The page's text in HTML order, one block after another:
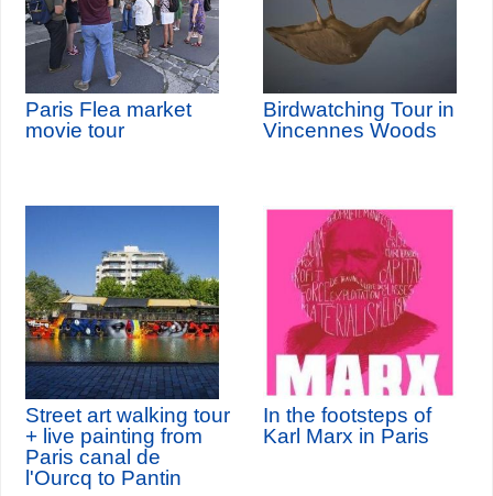
Paris Flea market
movie tour
Birdwatching Tour in
Vincennes Woods
Street art walking tour
+ live painting from
Paris canal de
l'Ourcq to Pantin
In the footsteps of
Karl Marx in Paris